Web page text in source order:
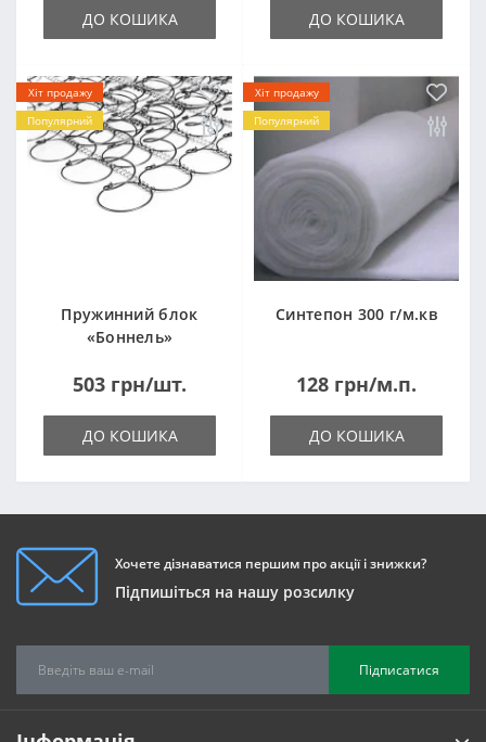
ДО КОШИКА ДО КОШИКА
Хіт продажу
Популярний
Пружинний блок
«Боннель»
503 грн/шт.
ДО КОШИКА
Хіт продажу
Популярний
Синтепон 300 г/м.кв
128 грн/м.п.
ДО КОШИКА
Хочете дізнаватися першим про акції і знижки?
Підпишіться на нашу розсилку
Підписатися